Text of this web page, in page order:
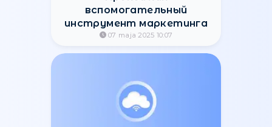
Серверные прокси
Одним из эффективных видов
прокси являются серверные. Они